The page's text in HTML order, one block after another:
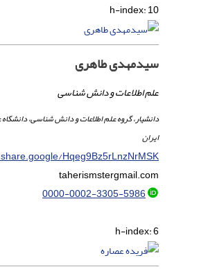
h-index:10
سیدمهدی طاهری
علم اطلاعات و دانش شناسی
دانشیار، گروه علم اطلاعات و دانش شناسی، دانشگاه
ایران
Hqeg9Bz5rLnzNrMSK
taherismstergmail.com
0000-0002-3305-5986
h-index:6